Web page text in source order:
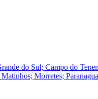
do Sul; Campo do
Morretes;